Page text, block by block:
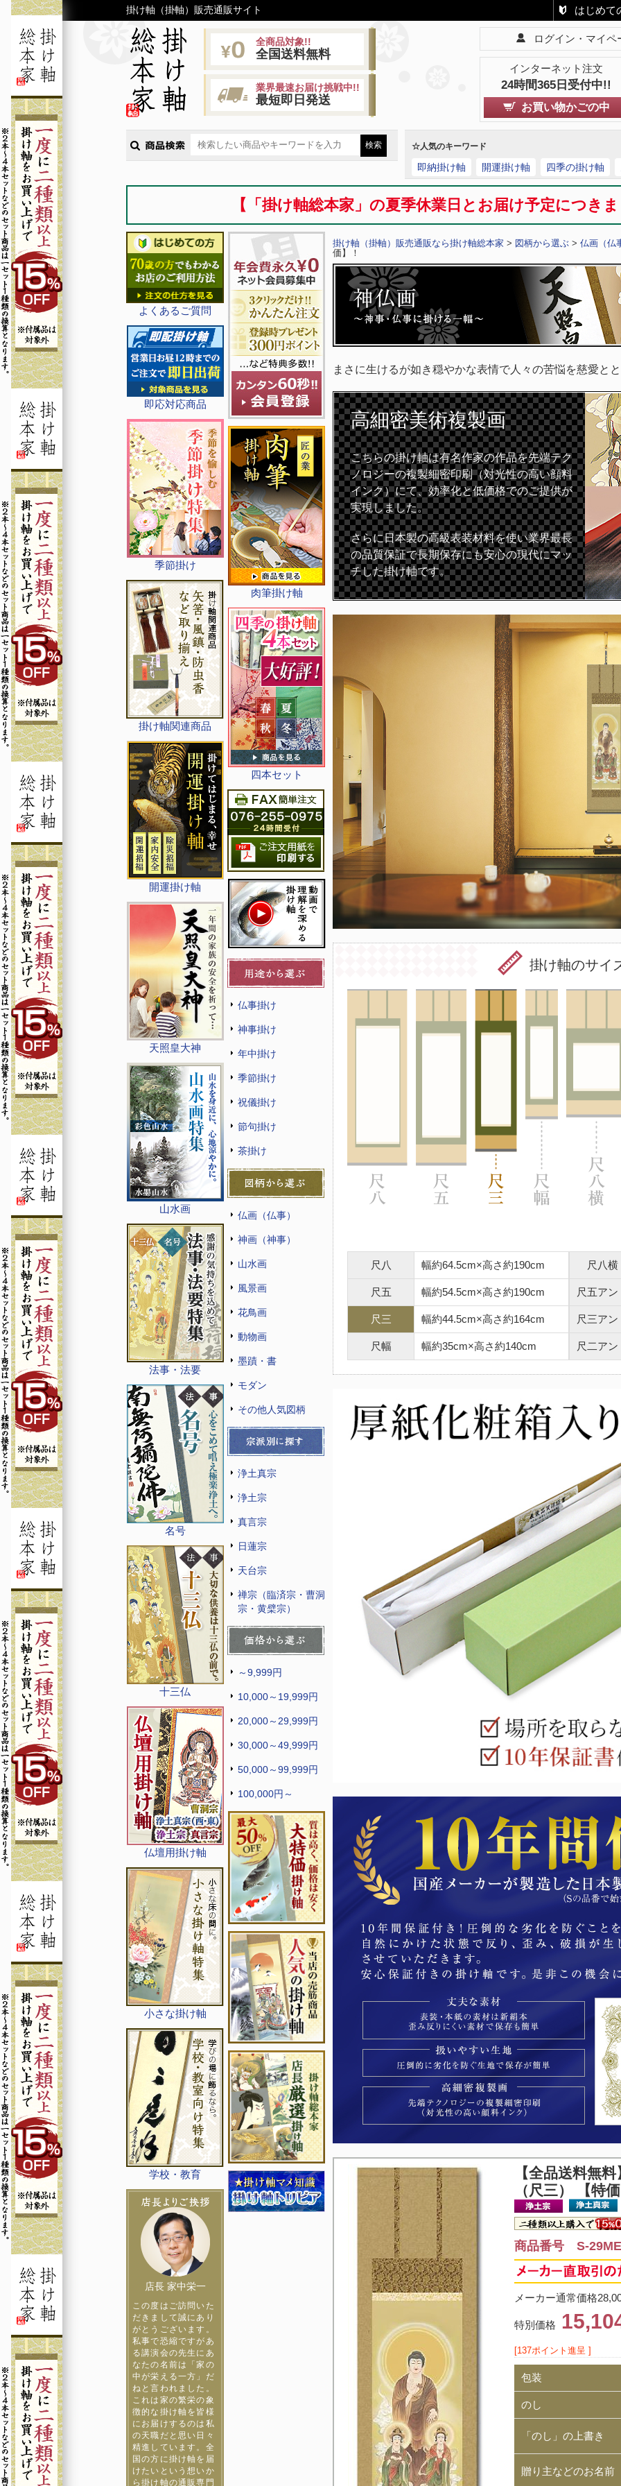
掛け軸（掛軸）販売通販サイト はじめて
全商品対象!!
全国送料無料
業界最速お届け挑戦中!!
最短即日発送
ログイン・マイペ
インターネット注文
24時間365日受付中!!
お買い物かごの中
☆人気のキーワード
即納掛け軸 開運掛け軸 四季の掛け軸
【「掛け軸総本家」の夏季休業日とお届け予定につ
よくあるご質問
即応対応商品
季節掛け
掛け軸関連商品
開運掛け軸
天照皇大神
山水画
法事・法要
名号
十三仏
仏壇用掛け軸
小さな掛け軸
学校・教育
店長 家中栄一
この度はご訪問いた
だきまして誠にあり
がとうございます。
私事で恐縮ですがあ
る講演会の先生にあ
なたの名前は「家の
中が栄える一方」だ
ねと言われました。
これは家の繁栄の象
徴的な掛け軸を皆様
にお届けするのは私
の天職だと思い日々
精進しています。全
国の方に掛け軸を届
けたいという想いか
ら掛け軸の通販専門
肉筆掛け軸
四本セット
仏事掛け
神事掛け
年中掛け
季節掛け
祝儀掛け
節句掛け
茶掛け
仏画（仏事）
神画（神事）
山水画
風景画
花鳥画
動物画
墨蹟・書
モダン
その他人気図柄
浄土真宗
浄土宗
真言宗
日蓮宗
天台宗
禅宗（臨済宗・曹洞
宗・黄檗宗）
～9,999円
10,000～19,999円
20,000～29,999円
30,000～49,999円
50,000～99,999円
100,000円～
掛け軸（掛軸）販売通販なら掛け軸総本家 > 図柄から選ぶ > 仏画（仏
価】！
まさに生けるが如き穏やかな表情で人々の苦悩を慈愛と
高細密美術複製画
こちらの掛け軸は有名作家の作品を先端テク
ノロジーの複製細密印刷（対光性の高い顔料
インク）にて、効率化と低価格でのご提供が
実現しました。
さらに日本製の高級表装材料を使い業界最長
の品質保証で長期保存にも安心の現代にマッ
チした掛け軸です。
掛け軸のサイ
尺八 幅約64.5cm×高さ約190cm
尺五 幅約54.5cm×高さ約190cm
尺三 幅約44.5cm×高さ約164cm
尺幅 幅約35cm×高さ約140cm
尺八横
尺五アン
尺三アン
尺二アン
【全品送料無料
（尺三） 【特
商品番号 S-
メーカー通常価格
特別価格
[137ポイント進呈 ]
包装
のし
「のし」の上書き
贈り主などのお名前